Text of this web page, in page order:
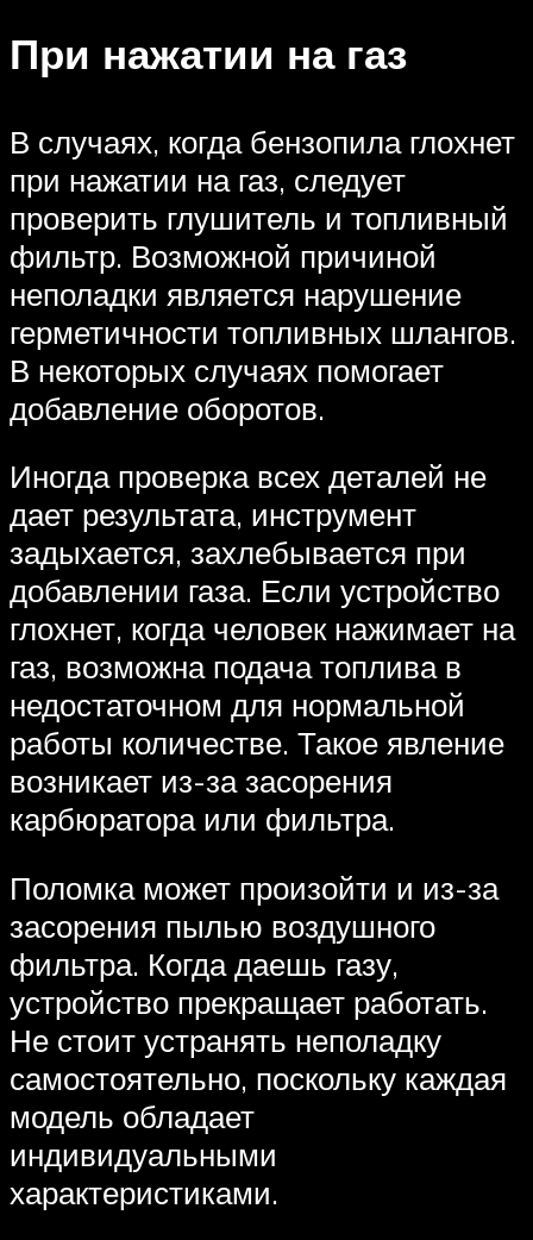
При нажатии на газ
В случаях, когда бензопила глохнет
при нажатии на газ, следует
проверить глушитель и топливный
фильтр. Возможной причиной
неполадки является нарушение
герметичности топливных шлангов.
В некоторых случаях помогает
добавление оборотов.
Иногда проверка всех деталей не
дает результата, инструмент
задыхается, захлебывается при
добавлении газа. Если устройство
глохнет, когда человек нажимает на
газ, возможна подача топлива в
недостаточном для нормальной
работы количестве. Такое явление
возникает из-за засорения
карбюратора или фильтра.
Поломка может произойти и из-за
засорения пылью воздушного
фильтра. Когда даешь газу,
устройство прекращает работать.
Не стоит устранять неполадку
самостоятельно, поскольку каждая
модель обладает
индивидуальными
характеристиками.